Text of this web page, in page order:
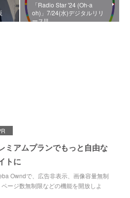
「Radio Star '24 (Oh-a
oh)」7/24(水)デジタルリリ
ース!!!
ミアムプランでもっと自由な
トに
Owndで、広告非表示、画像容量無制
ページ数無制限などの機能を開放しよ